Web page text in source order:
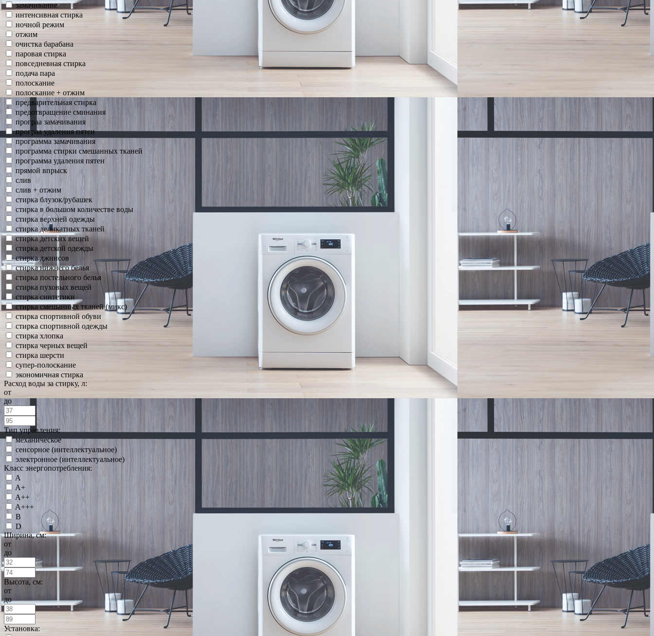
замачивание
интенсивная стирка
ночной режим
отжим
очистка барабана
паровая стирка
повседневная стирка
подача пара
полоскание
полоскание + отжим
предварительная стирка
предотвращение сминания
програа замачивания
програа удаления пятен
программа замачивания
программа стирки смешанных тканей
программа удаления пятен
прямой впрыск
слив
слив + отжим
стирка блузок/рубашек
стирка в большом количестве воды
стирка верхней одежды
стирка деликатных тканей
стирка детских вещей
стирка детской одежды
стирка джинсов
стирка нижнего белья
стирка постельного белья
стирка пуховых вещей
стирка синтетики
стирка смешанных тканей (микс)
стирка спортивной обуви
стирка спортивной одежды
стирка хлопка
стирка черных вещей
стирка шерсти
супер-полоскание
экономичная стирка
Расход воды за стирку, л:
от
до
Тип управления:
механическое
сенсорное (интеллектуальное)
электронное (интеллектуальное)
Класс энергопотребления:
A
A+
A++
A+++
B
D
Ширина, см:
от
до
Высота, см:
от
до
Установка: